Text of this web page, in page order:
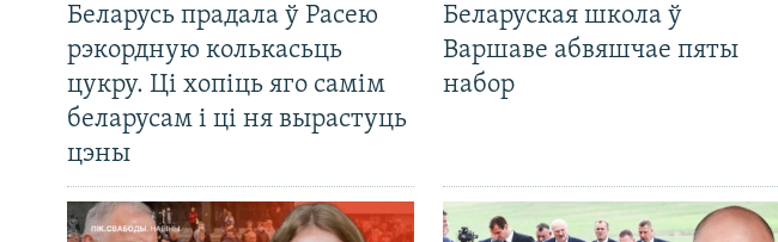
Беларусь прадала ў Расею
рэкордную колькасьць
цукру. Ці хопіць яго самім
беларусам і ці ня вырастуць
цэны
Беларуская школа ў
Варшаве абвяшчае пяты
набор